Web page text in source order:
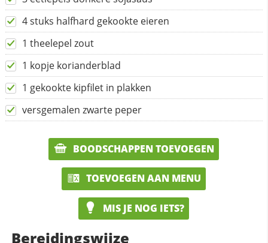
4 stuks halfhard gekookte eieren
1 theelepel zout
1 kopje korianderblad
1 gekookte kipfilet in plakken
versgemalen zwarte peper
BOODSCHAPPEN TOEVOEGEN
TOEVOEGEN AAN MENU
MIS JE NOG IETS?
Bereidingswijze